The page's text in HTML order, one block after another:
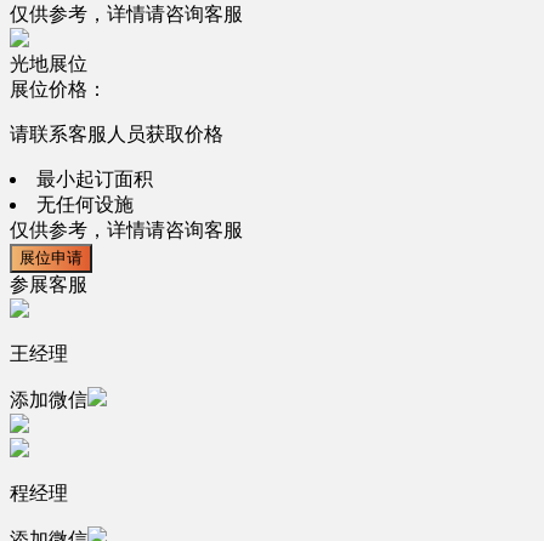
仅供参考，详情请咨询客服
光地展位
展位价格：
请联系客服人员获取价格
最小起订面积
无任何设施
仅供参考，详情请咨询客服
展位申请
参展客服
王经理
添加微信
程经理